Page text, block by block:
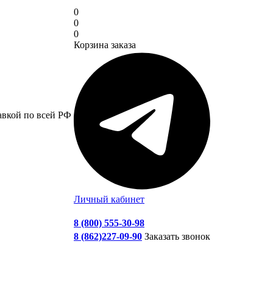
по всей РФ
0
0
0
Корзина заказа
Личный кабинет
8 (800) 555-30-98
8 (862)227-09-90 Заказать звонок